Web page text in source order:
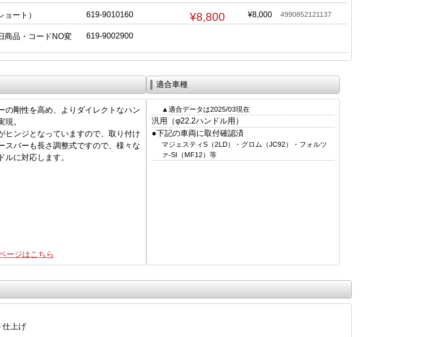
ョート） 619-9010160 ¥8,800 ¥8,000 4990852121137
商品・コードNO変 619-9002900
の剛性を高め、よりダイレクトなハン
現。
ヒンジとなっていますので、取り付け
スバーも長さ調整式ですので、様々な
ルに対応します。
ージはこちら
適合車種
▲適合データは2025/03現在
汎用（φ22.2ハンドル用）
●下記の車両に取付確認済
マジェスティS（2LD）・グロム（JC92）・フォルツ
ァ-SI（MF12）等
仕上げ